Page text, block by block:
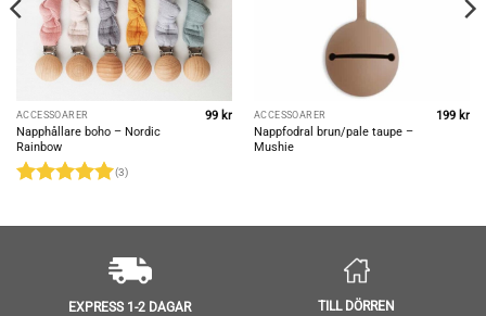
ACCESSOARER
Napphållare boho – Nordic
Rainbow
(3)
99kr ACCESSOARER
Nappfodral brun/pale taupe –
Mushie
199kr
EXPRESS 1-2 DAGAR TILL DÖRREN